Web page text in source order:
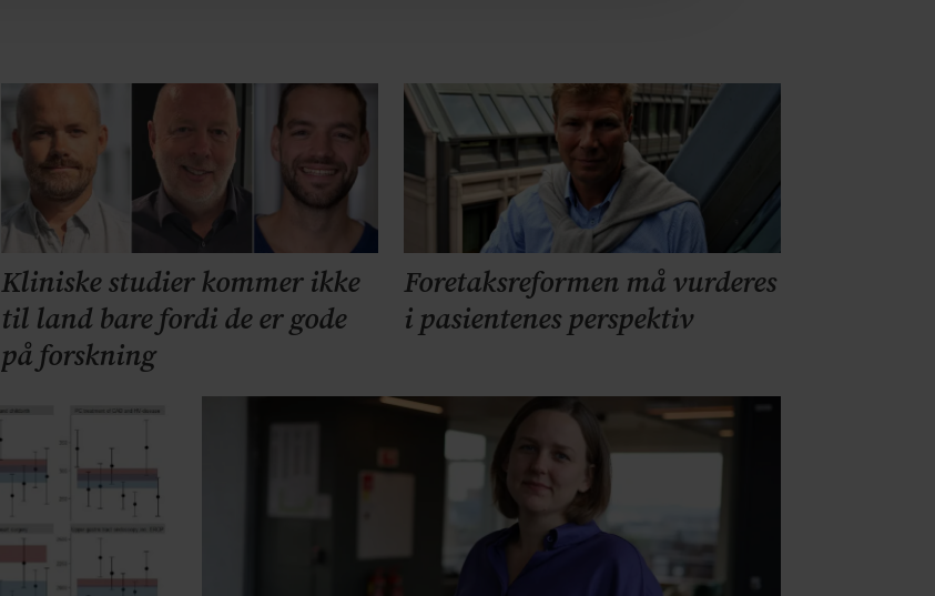
Kliniske studier kommer ikke
til land bare fordi de er gode
på forskning
Foretaksreformen må vurderes
i pasientenes perspektiv